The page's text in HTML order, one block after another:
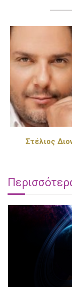
Στέλιος